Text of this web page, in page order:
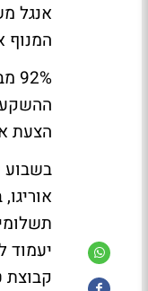
אנגל
המנוף
הצעת אוריגו 99%
יעמוד לאחר
קבוצת